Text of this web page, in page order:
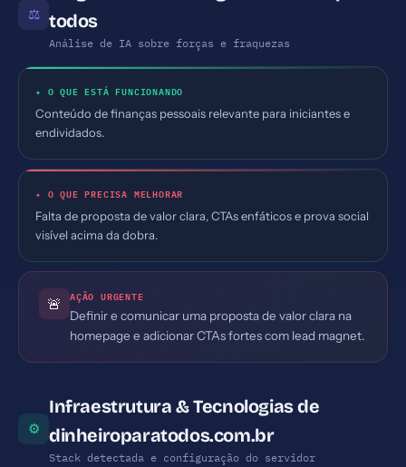
⚖ todos
Análise de IA sobre forças e fraquezas
✦ O QUE ESTÁ FUNCIONANDO
Conteúdo de finanças pessoais relevante para iniciantes e
endividados.
✦ O QUE PRECISA MELHORAR
Falta de proposta de valor clara, CTAs enfáticos e prova social
visível acima da dobra.
🚨 AÇÃO URGENTE
Definir e comunicar uma proposta de valor clara na
homepage e adicionar CTAs fortes com lead magnet.
⚙
Infraestrutura & Tecnologias de
dinheiroparatodos.com.br
Stack detectada e configuração do servidor